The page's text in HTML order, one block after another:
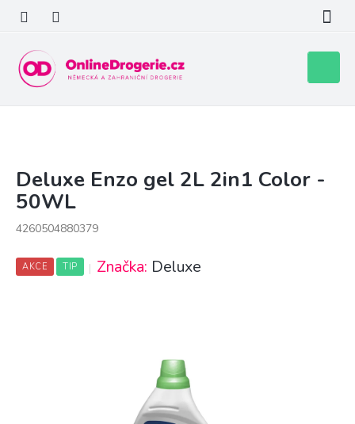
obsah
košík
P
o
s
t
a
n
Deluxe Enzo gel 2L 2in1 Color -
50WL
4260504880379
AKCE TIP Značka: Deluxe